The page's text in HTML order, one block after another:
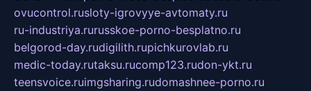
ovucontrol.rusloty-igrovyye-avtomaty.ru
ru-industriya.rurusskoe-porno-besplatno.ru
belgorod-day.rudigilith.rupichkurovlab.ru
medic-today.rutaksu.rucomp123.rudon-ykt.ru
teensvoice.ruimgsharing.rudomashnee-porno.ru